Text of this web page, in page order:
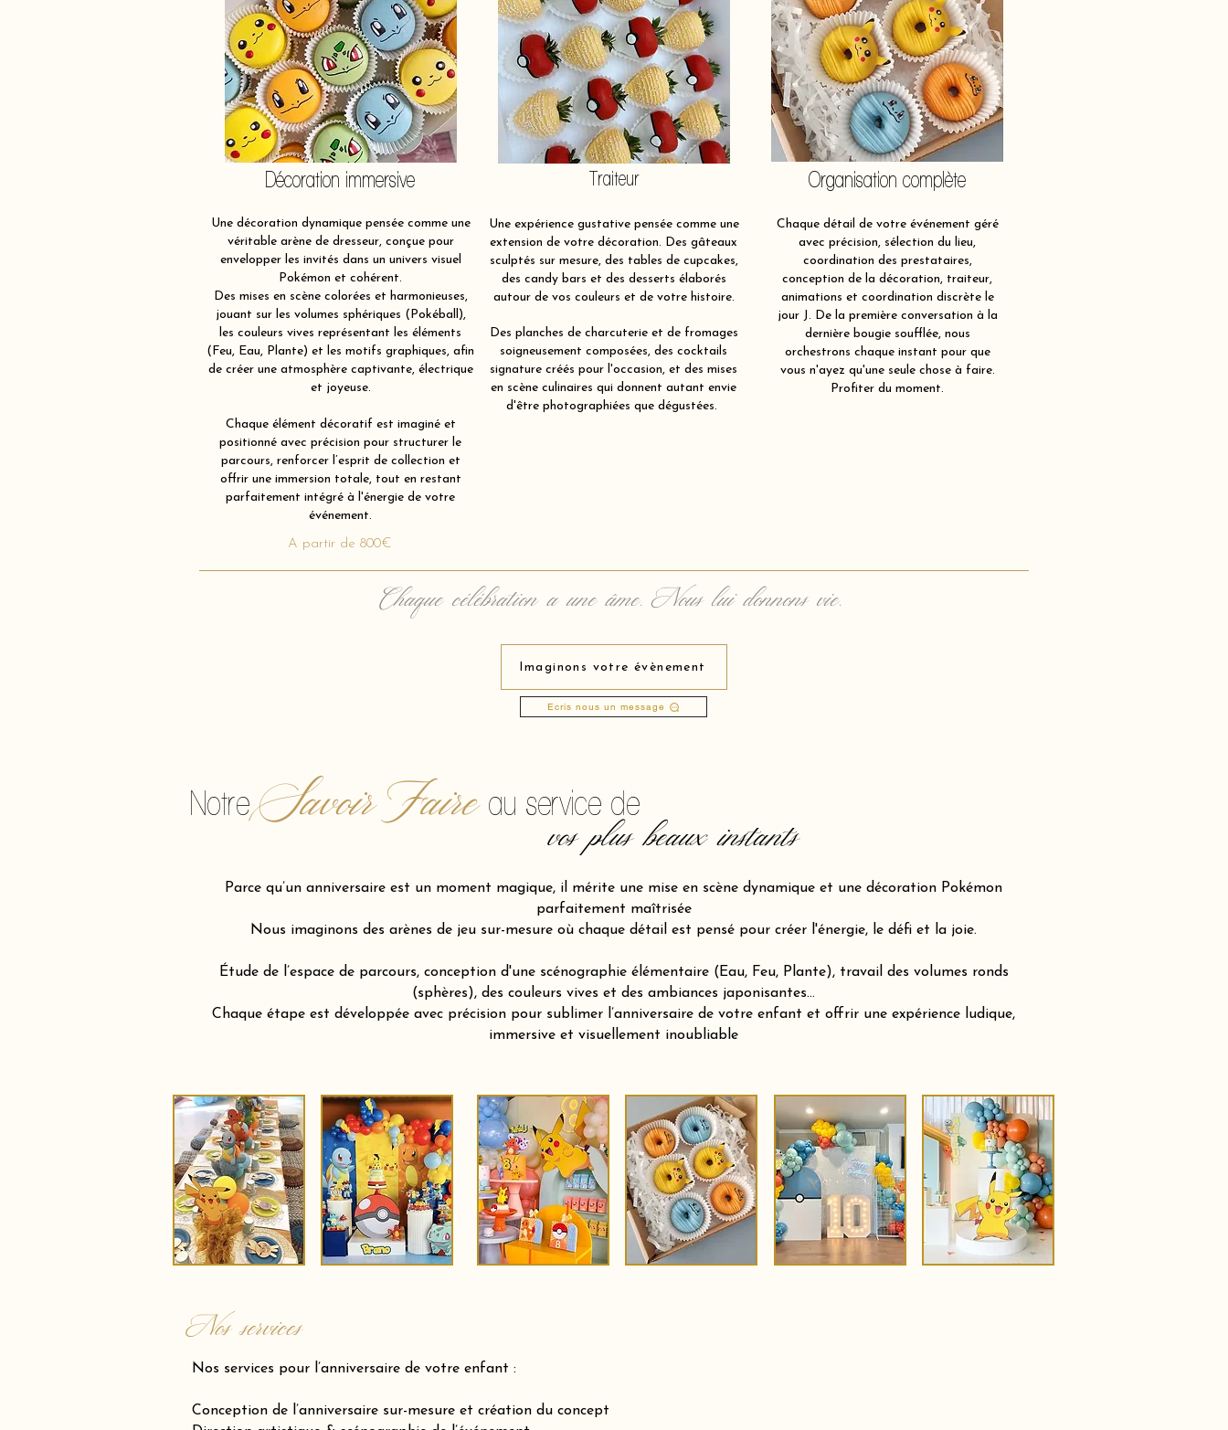
Décoration immersive
Une décoration dynamique pensée comme une
véritable arène de dresseur, conçue pour
envelopper les invités dans un univers visuel
Pokémon et cohérent.
Des mises en scène colorées et harmonieuses,
jouant sur les volumes sphériques (Pokéball),
les couleurs vives représentant les éléments
(Feu, Eau, Plante) et les motifs graphiques, afin
de créer une atmosphère captivante, électrique
et joyeuse.
Chaque élément décoratif est imaginé et
positionné avec précision pour structurer le
parcours, renforcer l’esprit de collection et
offrir une immersion totale, tout en restant
parfaitement intégré à l'énergie de votre
événement.
Traiteur
Une expérience gustative pensée comme une
extension de votre décoration. Des gâteaux
sculptés sur mesure, des tables de cupcakes,
des candy bars et des desserts élaborés
autour de vos couleurs et de votre histoire.
Des planches de charcuterie et de fromages
soigneusement composées, des cocktails
signature créés pour l'occasion, et des mises
en scène culinaires qui donnent autant envie
d'être photographiées que dégustées.
Organisation complète
Chaque détail de votre événement géré
avec précision, sélection du lieu,
coordination des prestataires,
conception de la décoration, traiteur,
animations et coordination discrète le
jour J. De la première conversation à la
dernière bougie soufflée, nous
orchestrons chaque instant pour que
vous n'ayez qu'une seule chose à faire.
Profiter du moment.
A partir de 800€
Chaque célébration a une âme. Nous lui donnons vie.
Imaginons votre évènement
Ecris nous un message
Savoir Faire
Notre au service de
vos plus beaux instants
Parce qu’un anniversaire est un moment magique, il mérite une mise en scène dynamique et une décoration Pokémon
parfaitement maîtrisée
Nous imaginons des arènes de jeu sur-mesure où chaque détail est pensé pour créer l'énergie, le défi et la joie.
Étude de l’espace de parcours, conception d'une scénographie élémentaire (Eau, Feu, Plante), travail des volumes ronds
(sphères), des couleurs vives et des ambiances japonisantes…
Chaque étape est développée avec précision pour sublimer l’anniversaire de votre enfant et offrir une expérience ludique,
immersive et visuellement inoubliable
Nos services
Nos services pour l’anniversaire de votre enfant :
Conception de l’anniversaire sur-mesure et création du concept